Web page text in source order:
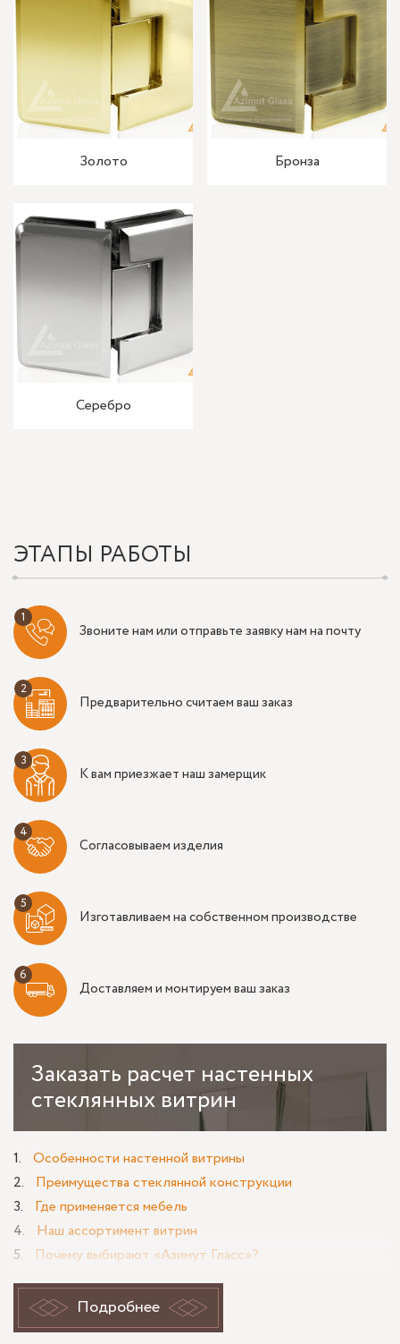
Золото Бронза
Серебро
ЭТАПЫ РАБОТЫ
Звоните нам или отправьте заявку нам на почту
Предварительно считаем ваш заказ
К вам приезжает наш замерщик
Согласовываем изделия
Изготавливаем на собственном производстве
Доставляем и монтируем ваш заказ
Заказать расчет настенных
стеклянных витрин
Особенности настенной витрины
Преимущества стеклянной конструкции
Где применяется мебель
Наш ассортимент витрин
Почему выбирают «Азимут Гласс»?
Как заказать настенную витрину из стекла
Давно и успешно мы принимаем заявки на изготовление
подвесных настенных шкафов и витрин с прочными
Подробнее